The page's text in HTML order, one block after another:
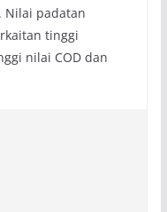
Nilai padatan
tinggi
nilai COD dan